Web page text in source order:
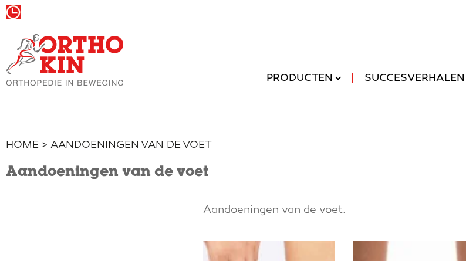
PRODUCTEN SUCCESVERHALEN
HOME > AANDOENINGEN VAN DE VOET
Aandoeningen van de voet
Aandoeningen van de voet.